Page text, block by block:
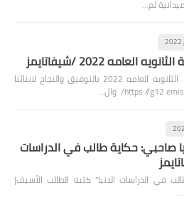
لم…
العامه 2022 /شيفاتايمز
ل معرفة نتيجة الثانويه العامه 2022 بالتوفيق والنجاح لابنائنا
صاحبي: حكاية طالب في الدراسات
في الدراسات الدنيا" كتبه الطالب الأسيف|